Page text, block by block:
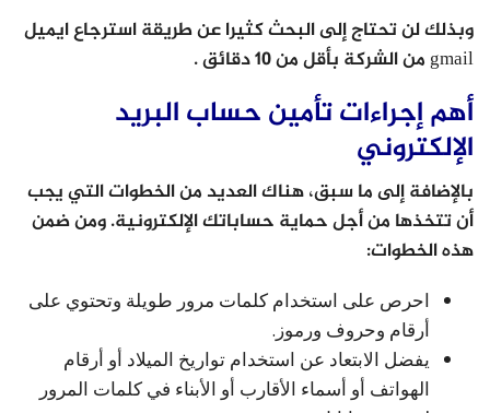
وبذلك لن تحتاج إلى البحث كثيرا عن طريقة استرجاع ايميل
gmail من الشركة بأقل من 10 دقائق .
أهم إجراءات تأمين حساب البريد
الإلكتروني
بالإضافة إلى ما سبق، هناك العديد من الخطوات التي يجب
أن تتخذها من أجل حماية حساباتك الإلكترونية. ومن ضمن
هذه الخطوات:
احرص على استخدام كلمات مرور طويلة وتحتوي على
أرقام وحروف ورموز.
يفضل الابتعاد عن استخدام تواريخ الميلاد أو أرقام
الهواتف أو أسماء الأقارب أو الأبناء في كلمات المرور